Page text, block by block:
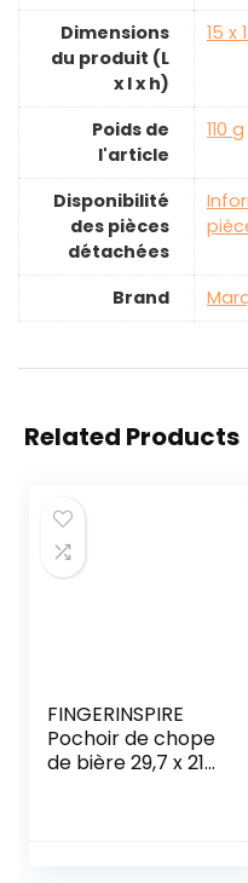
Dimensions
du produit (L
x l x h)
‎15 x
Poids de
l'article
‎110 g
Disponibilité
des pièces
détachées
Brand
Related Products
FINGERINSPIRE
Pochoir de chope
de bière 29,7 x 21